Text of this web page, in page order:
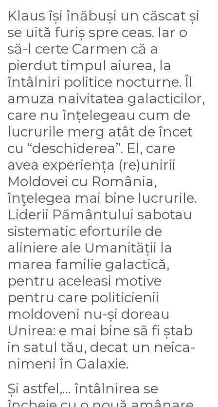
Klaus își înăbuși un căscat și
se uită furiș spre ceas. Iar o
să-l certe Carmen că a
pierdut timpul aiurea, la
întâlniri politice nocturne. Îl
amuza naivitatea galacticilor,
care nu înțelegeau cum de
lucrurile merg atât de încet
cu “deschiderea”. El, care
avea experiența (re)unirii
Moldovei cu România,
înţelegea mai bine lucrurile.
Liderii Pământului sabotau
sistematic eforturile de
aliniere ale Umanității la
marea familie galactică,
pentru aceleasi motive
pentru care politicienii
moldoveni nu-și doreau
Unirea: e mai bine să fi ștab
in satul tău, decat un neica-
nimeni în Galaxie.
Și astfel,… întâlnirea se